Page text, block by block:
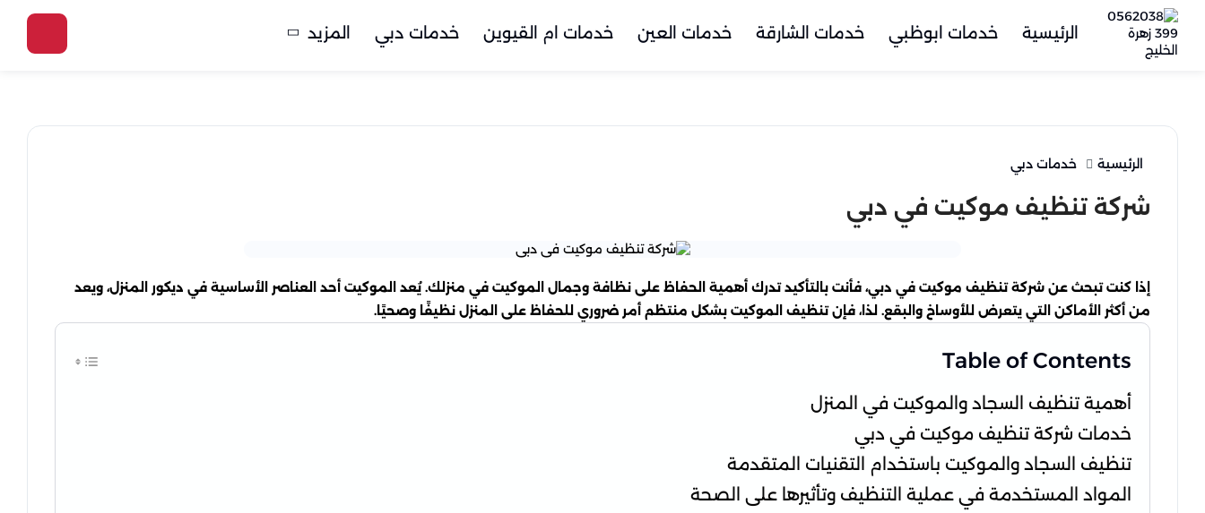
الرئيسية خدمات ابوظبي خدمات الشارقة خدمات العين خدمات ام القيوين خدمات دبي المزيد
الرئيسية خدمات دبي
شركة تنظيف موكيت في دبي
إذا كنت تبحث عن شركة تنظيف موكيت في دبي، فأنت بالتأكيد تدرك أهمية الحفاظ على نظافة وجمال الموكيت في منزلك. يُعد الموكيت أحد العناصر الأساسية في ديكور المنزل، ويعد
من أكثر الأماكن التي يتعرض للأوساخ والبقع. لذا، فإن تنظيف الموكيت بشكل منتظم أمر ضروري للحفاظ على المنزل نظيفًا وصحيًا.
Table of Contents
أهمية تنظيف السجاد والموكيت في المنزل
خدمات شركة تنظيف موكيت في دبي
تنظيف السجاد والموكيت باستخدام التقنيات المتقدمة
المواد المستخدمة في عملية التنظيف وتأثيرها على الصحة